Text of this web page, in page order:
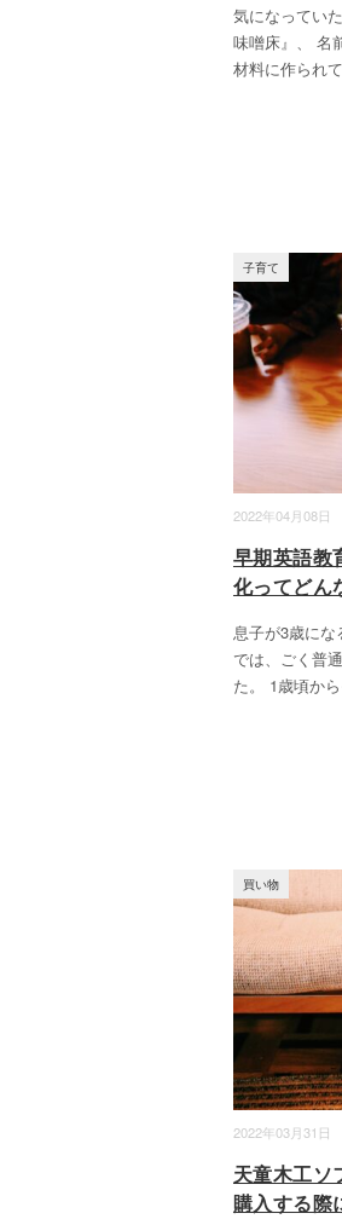
気になってい
味噌床』、 名
材料に作られ
2022年04月08日
子育て
早期英語教
化ってどん
息子が3歳にな
では、ごく普
た。 1歳頃か
2022年03月31日
買い物
天童木工ソ
購入する際